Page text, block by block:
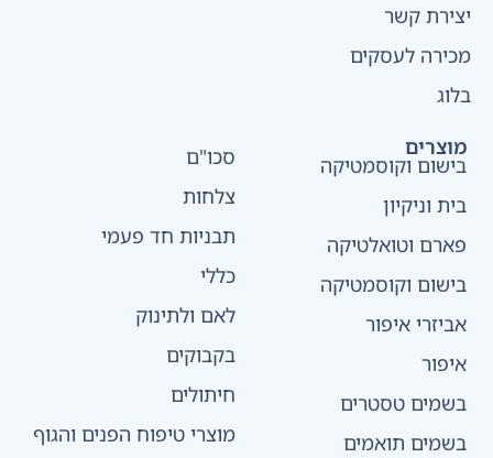
יצירת קשר
מכירה לעסקים
בלוג
מוצרים
בישום וקוסמטיקה
בית וניקיון
פארם וטואלטיקה
בישום וקוסמטיקה
אביזרי איפור
איפור
בשמים טסטרים
בשמים תואמים
סכו"ם
צלחות
תבניות חד פעמי
כללי
לאם ולתינוק
בקבוקים
חיתולים
מוצרי טיפוח הפנים והגוף